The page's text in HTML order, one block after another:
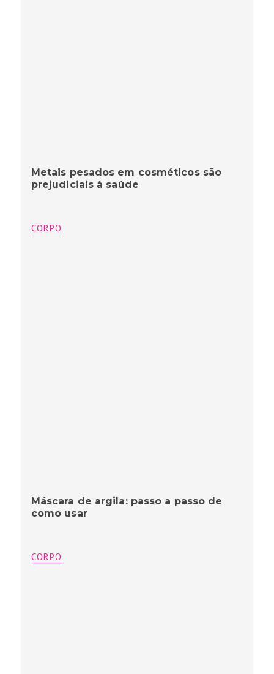
Metais pesados em cosméticos são
prejudiciais à saúde
CORPO
Máscara de argila: passo a passo de
como usar
CORPO